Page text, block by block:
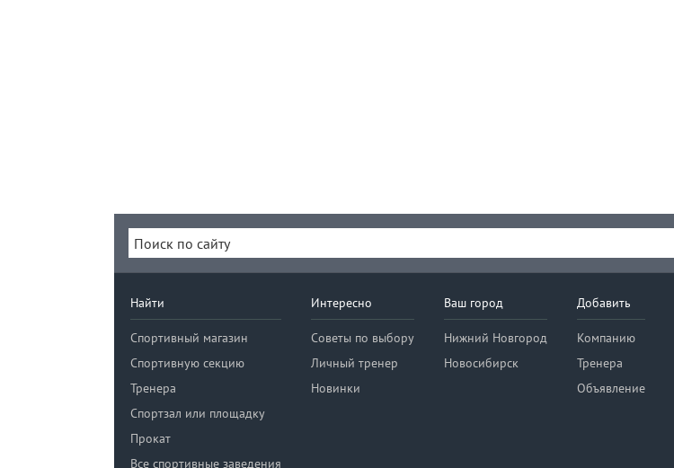
Найти
Спортивный магазин
Спортивную секцию
Тренера
Спортзал или площадку
Прокат
Все спортивные заведения
Интересно
Советы по выбору
Личный тренер
Новинки
Ваш город
Нижний Новгород
Новосибирск
Добавить
Компанию
Тренера
Объявление